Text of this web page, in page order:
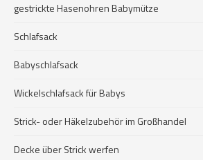
gestrickte Hasenohren Babymütze
Schlafsack
Babyschlafsack
Wickelschlafsack für Babys
Strick- oder Häkelzubehör im Großhandel
Decke über Strick werfen